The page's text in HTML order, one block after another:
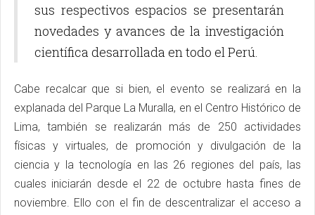
sus respectivos espacios se presentarán
novedades y avances de la investigación
científica desarrollada en todo el Perú.
Cabe recalcar que si bien, el evento se realizará en la
explanada del Parque La Muralla, en el Centro Histórico de
Lima, también se realizarán más de 250 actividades
físicas y virtuales, de promoción y divulgación de la
ciencia y la tecnología en las 26 regiones del país, las
cuales iniciarán desde el 22 de octubre hasta fines de
noviembre. Ello con el fin de descentralizar el acceso a